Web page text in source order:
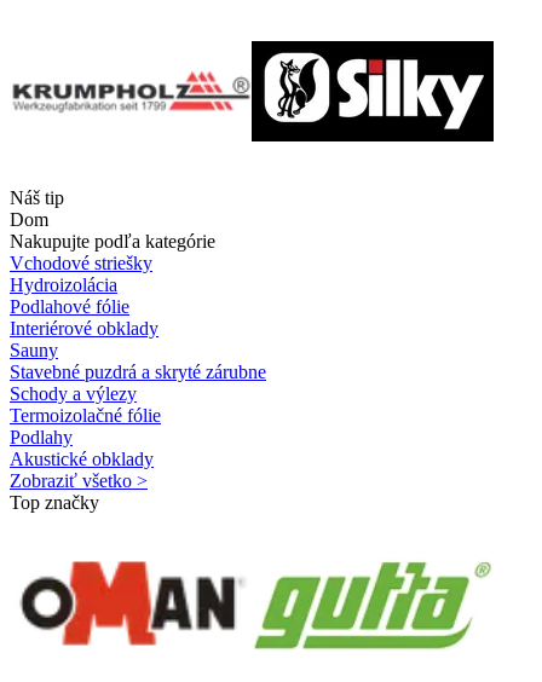
Náš tip
Dom
Nakupujte podľa kategórie
Vchodové striešky
Hydroizolácia
Podlahové fólie
Interiérové obklady
Sauny
Stavebné puzdrá a skryté zárubne
Schody a výlezy
Termoizolačné fólie
Podlahy
Akustické obklady
Zobraziť všetko >
Top značky